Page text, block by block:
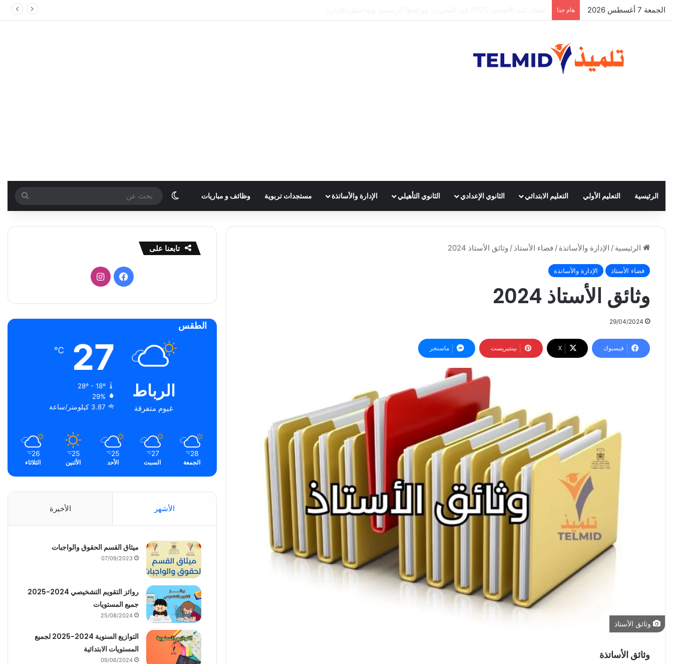
الجمعة 7 أغسطس 2026 هام جدا
الرئيسية التعليم الأولي التعليم الابتدائي الثانوي الإعدادي الثانوي التأهيلي الإدارة والأساتذة مستجدات تربوية وظائف و مباريات الوضع المظلم
بحث
عن
الرئيسية / الإدارة والأساتذة / فضاء الأستاذ / وثائق الأستاذ 2024
فضاء الأستاذ الإدارة والأساتذة
وثائق الأستاذ 2024
29/04/2024
فيسبوك ‫X بينتيريست ماسنجر
وثائق الأستاذ
وثائق الأساتذة
تابعنا على
فيسبوكانستقرام
الطقس
الرباط
غيوم متفرقة
27
℃
28º - 18º
29%
3.87 كيلومتر/ساعة
28
℃
الجمعة
27
℃
السبت
25
℃
الأحد
25
℃
الأثنين
26
℃
الثلاثاء
الأشهر الأخيرة
ميثاق القسم الحقوق والواجبات
07/09/2023
روائز التقويم التشخيصي 2024-2025
جميع المستويات
25/08/2024
التوازيع السنوية 2024-2025 لجميع
المستويات الابتدائية
09/06/2024